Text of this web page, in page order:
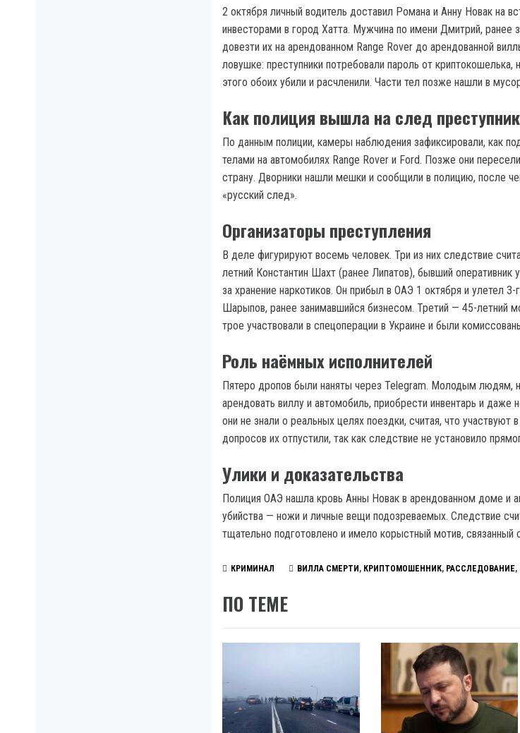
2 октября личный водитель доставил Романа и Анну Новак на
инвесторами в город Хатта. Мужчина по имени Дмитрий,
довезти их на арендованном Range Rover до арендованной
ловушке: преступники потребовали пароль от
этого обоих убили и расчленили. Части тел позже нашли в
Как полиция вышла на след
По данным полиции, камеры наблюдения зафиксировали, как
телами на автомобилях Range Rover и Ford. Позже они
страну. Дворники нашли мешки и сообщили в полицию, после
«русский след».
Организаторы преступления
В деле фигурируют восемь человек. Три из них следствие
летний Константин Шахт (ранее Липатов), бывший оперативник
за хранение наркотиков. Он прибыл в ОАЭ 1 октября и улетел
Шарыпов, ранее занимавшийся бизнесом. Третий — 45-летний
трое участвовали в спецоперации в Украине и были
Роль наёмных исполнителей
Пятеро дропов были наняты через Telegram. Молодым людям,
арендовать виллу и автомобиль, приобрести инвентарь и даже
они не знали о реальных целях поездки, считая, что участвуют
допросов их отпустили, так как следствие не установило
Улики и доказательства
Полиция ОАЭ нашла кровь Анны Новак в арендованном доме и
убийства — ножи и личные вещи подозреваемых. Следствие
тщательно подготовлено и имело корыстный мотив, связанный
КРИМИНАЛ ВИЛЛА СМЕРТИ, КРИПТОМОШЕННИК, РАССЛЕДОВАНИЕ,
ПО ТЕМЕ